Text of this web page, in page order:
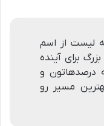
لیست از اسم
برای آینده
درصدهاتون و
مسیر رو